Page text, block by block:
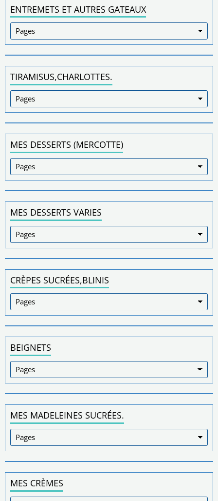
ENTREMETS ET AUTRES GATEAUX
TIRAMISUS,CHARLOTTES.
MES DESSERTS (MERCOTTE)
MES DESSERTS VARIES
CRÈPES SUCRÉES,BLINIS
BEIGNETS
MES MADELEINES SUCRÉES.
MES CRÈMES